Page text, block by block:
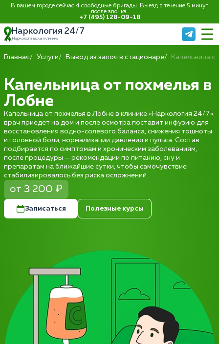
В вашем городе сейчас 4 свободные бригады. Выезд в течение 5 минут
после звонка:
+7 (495) 128-09-18
Наркология 24/7
Наркологическая клиника
Главная Услуги Вывод из запоя в стационаре Капельница
Капельница от похмелья в
Лобне
Капельница от похмелья в Лобне в клинике «Наркология 24/7»:
врач приедет на дом и после осмотра поставит инфузию для
восстановления водно-солевого баланса, снижения тошноты
и головной боли, нормализации давления и пульса. Состав
подбирается по симптомам и хроническим заболеваниям,
после процедуры — рекомендации по питанию, сну и
препаратам на ближайшие сутки, чтобы самочувствие
стабилизировалось без риска осложнений.
от 3 200 ₽
Записаться Полезные курсы